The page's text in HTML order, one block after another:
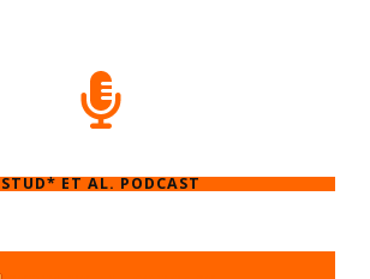
STUD* ET AL. PODCAST